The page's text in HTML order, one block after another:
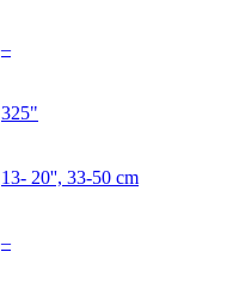
–
325"
13- 20'', 33-50 cm
–